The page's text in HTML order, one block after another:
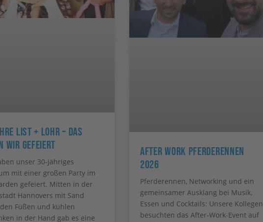
List + Lohr – Das
Wir Gefeiert
unser 30-jähriges
mit einer großen Party im
gefeiert. Mitten in der
Hannovers mit Sand
Füßen und kühlen
in der Hand gab es eine
After Work Pferderennen
2026
Pferderennen, Networking und ein
gemeinsamer Ausklang bei Musik,
Essen und Cocktails: Unsere Kollegen
besuchten das After-Work-Event auf